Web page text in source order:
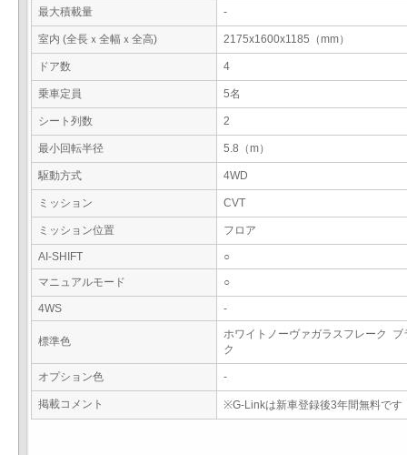
最大積載量 -
室内 (全長ｘ全幅ｘ全高) 2175x1600x1185（mm）
ドア数 4
乗車定員 5名
シート列数 2
最小回転半径 5.8（m）
駆動方式 4WD
ミッション CVT
ミッション位置 フロア
AI-SHIFT
○
マニュアルモード
○
4WS -
標準色
ホワイトノーヴァガラスフレーク ブ
ク
オプション色 -
掲載コメント ※G-Linkは新車登録後3年間無料です